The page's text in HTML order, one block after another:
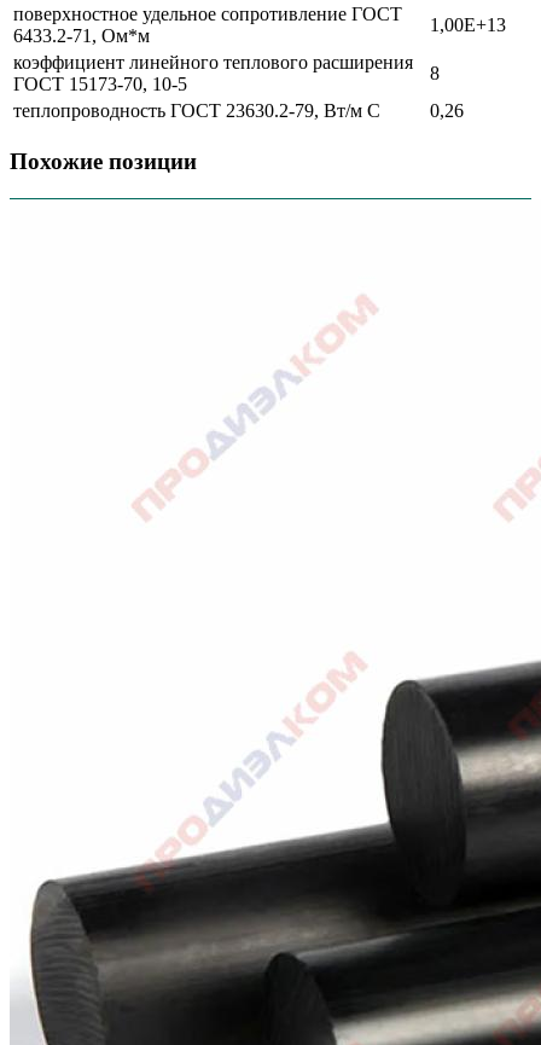
поверхностное удельное сопротивление ГОСТ
6433.2-71, Ом*м
1,00Е+13
коэффициент линейного теплового расширения
ГОСТ 15173-70, 10-5
8
теплопроводность ГОСТ 23630.2-79, Вт/м С
0,26
Похожие позиции